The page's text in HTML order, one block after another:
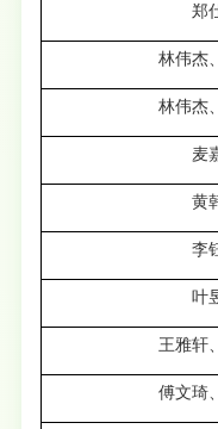
郑
林伟杰
林伟杰
麦
黄
李
叶
王雅轩
傅文琦